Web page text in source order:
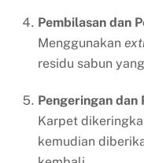
Pembilasan dan
Menggunakan
residu sabun
Pengeringan dan
Karpet
kemudian